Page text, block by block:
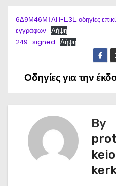
6Δ9Μ46ΜΤΛΠ-Ε3Ε οδηγίες
εγγράφων
Λήψη
249_signed
Λήψη
Π
λ
Οδηγίες για την
By